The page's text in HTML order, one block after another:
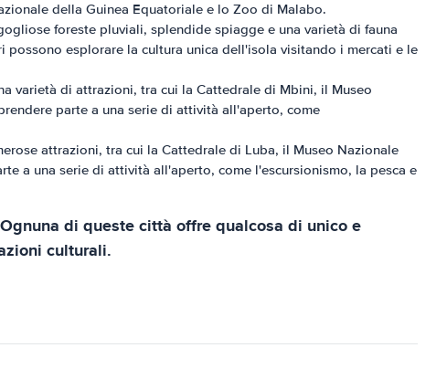
della Guinea Equatoriale e lo Zoo di Malabo.
foreste pluviali, splendide spiagge e una varietà di fauna
esplorare la cultura unica dell'isola visitando i mercati e le
varietà di attrazioni, tra cui la Cattedrale di Mbini, il Museo
parte a una serie di attività all'aperto, come
attrazioni, tra cui la Cattedrale di Luba, il Museo Nazionale
a una serie di attività all'aperto, come l'escursionismo, la pesca e
di queste città offre qualcosa di unico e
culturali.